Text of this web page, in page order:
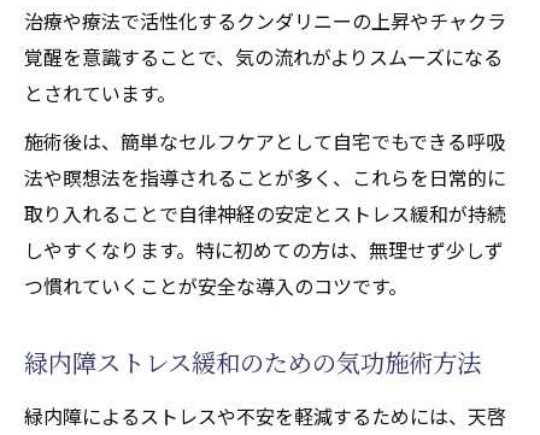
治療や療法で活性化するクンダリニーの上昇やチャクラ
覚醒を意識することで、気の流れがよりスムーズになる
とされています。
施術後は、簡単なセルフケアとして自宅でもできる呼吸
法や瞑想法を指導されることが多く、これらを日常的に
取り入れることで自律神経の安定とストレス緩和が持続
しやすくなります。特に初めての方は、無理せず少しず
つ慣れていくことが安全な導入のコツです。
緑内障ストレス緩和のための気功施術方法
緑内障によるストレスや不安を軽減するためには、天啓